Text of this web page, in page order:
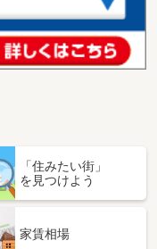
「住みたい街」
を見つけよう
家賃相場